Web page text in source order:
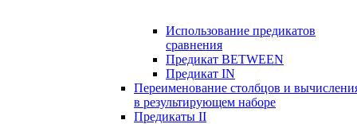
Использование предикатов
сравнения
Предикат BETWEEN
Предикат IN
Переименование столбцов и
в результирующем наборе
Предикаты II